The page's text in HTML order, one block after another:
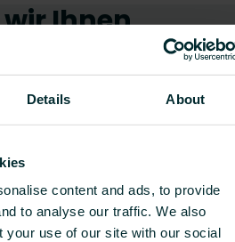
Details About
content and ads, to provide
to analyse our traffic. We also
your use of our site with our social
Ihnen
Architekt, Planer,
sind, treffen
kümmern uns gerne um Ihr